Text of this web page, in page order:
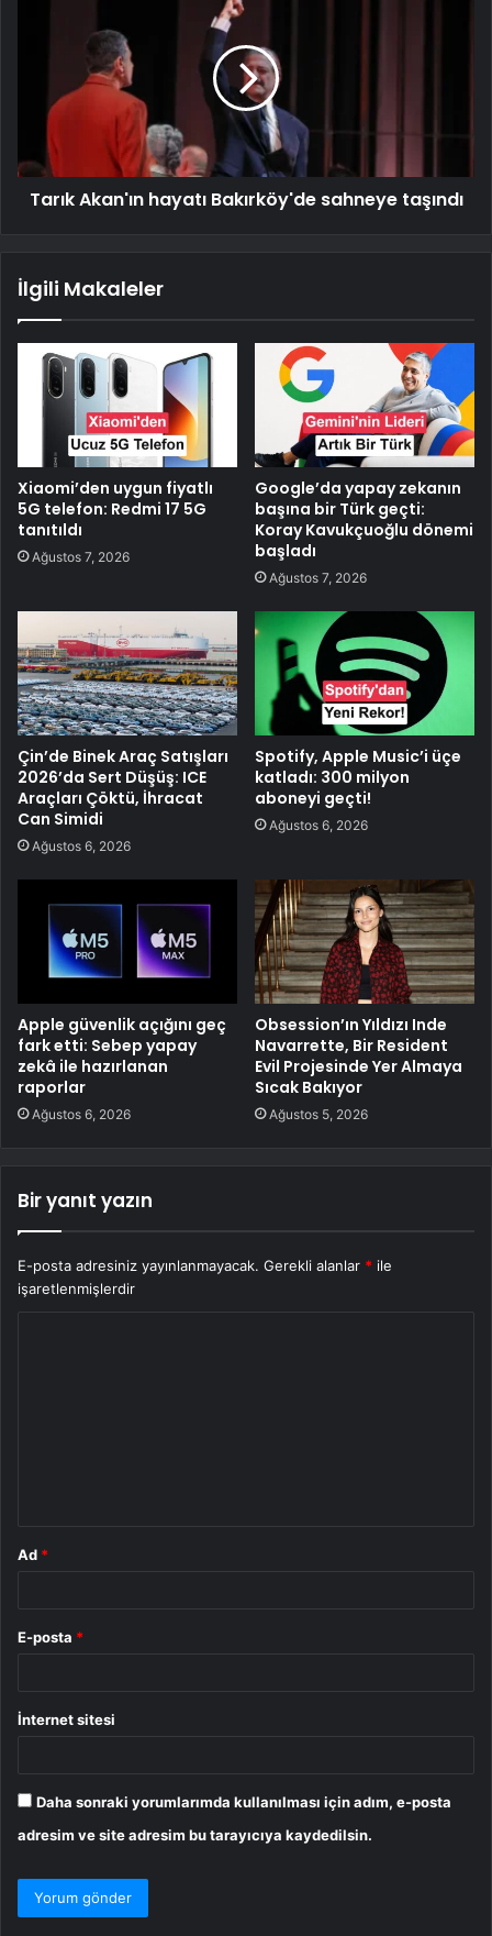
Tarık Akan'ın hayatı Bakırköy'de sahneye taşındı
İlgili Makaleler
Xiaomi’den uygun fiyatlı
5G telefon: Redmi 17 5G
tanıtıldı
Ağustos 7, 2026
Google’da yapay zekanın
başına bir Türk geçti:
Koray Kavukçuoğlu dönemi
başladı
Ağustos 7, 2026
Çin’de Binek Araç Satışları
2026’da Sert Düşüş: ICE
Araçları Çöktü, İhracat
Can Simidi
Ağustos 6, 2026
Spotify, Apple Music’i üçe
katladı: 300 milyon
aboneyi geçti!
Ağustos 6, 2026
Apple güvenlik açığını geç
fark etti: Sebep yapay
zekâ ile hazırlanan
raporlar
Ağustos 6, 2026
Obsession’ın Yıldızı Inde
Navarrette, Bir Resident
Evil Projesinde Yer Almaya
Sıcak Bakıyor
Ağustos 5, 2026
Bir yanıt yazın
E-posta adresiniz yayınlanmayacak. Gerekli alanlar * ile
işaretlenmişlerdir
Ad *
E-posta *
İnternet sitesi
Daha sonraki yorumlarımda kullanılması için adım, e-posta
adresim ve site adresim bu tarayıcıya kaydedilsin.